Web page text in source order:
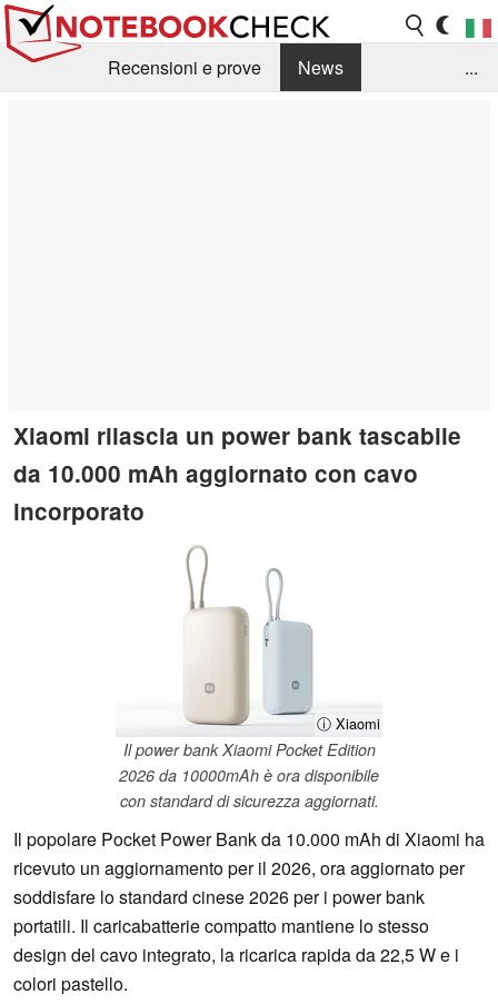
Recensioni e prove
News
...
Xiaomi rilascia un power bank tascabile
da 10.000 mAh aggiornato con cavo
incorporato
ⓘ Xiaomi
Il power bank Xiaomi Pocket Edition
2026 da 10000mAh è ora disponibile
con standard di sicurezza aggiornati.
Il popolare Pocket Power Bank da 10.000 mAh di Xiaomi ha
ricevuto un aggiornamento per il 2026, ora aggiornato per
soddisfare lo standard cinese 2026 per i power bank
portatili. Il caricabatterie compatto mantiene lo stesso
design del cavo integrato, la ricarica rapida da 22,5 W e i
colori pastello.